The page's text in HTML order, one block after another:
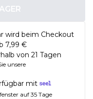
wird beim Checkout
7,99 €
von 21 Tagen
unsere
mit
auf 35 Tage